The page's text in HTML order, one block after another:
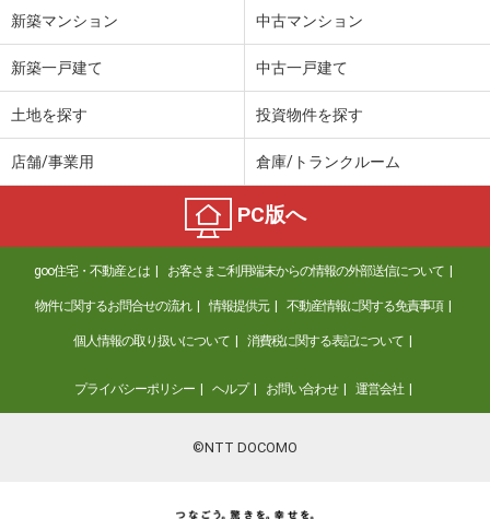
新築マンション 中古マンション
新築一戸建て 中古一戸建て
土地を探す 投資物件を探す
店舗/事業用 倉庫/トランクルーム
PC版へ
goo住宅・不動産とは お客さまご利用端末からの情報の外部送信について
物件に関するお問合せの流れ 情報提供元 不動産情報に関する免責事項
個人情報の取り扱いについて 消費税に関する表記について
プライバシーポリシー ヘルプ お問い合わせ 運営会社
©NTT DOCOMO